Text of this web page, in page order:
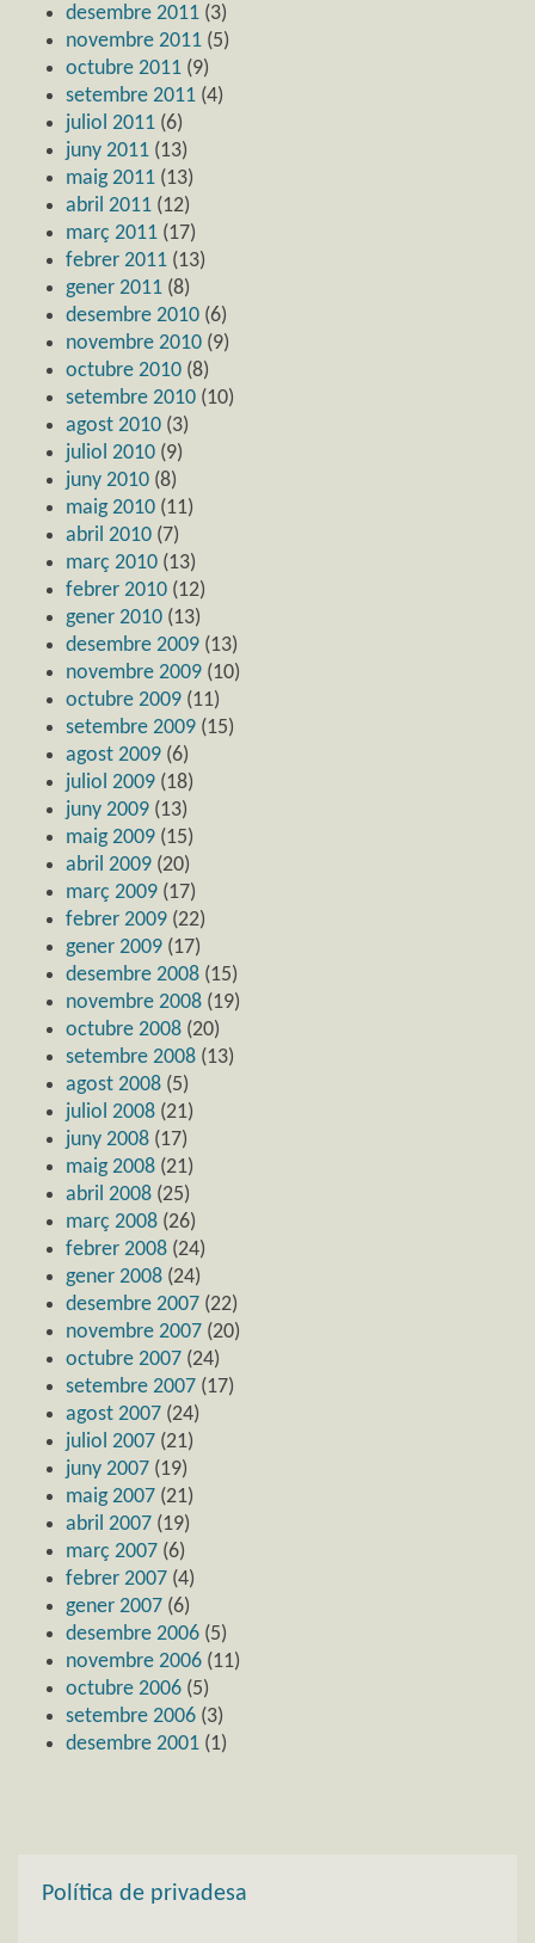
desembre 2011 (3)
novembre 2011 (5)
octubre 2011 (9)
setembre 2011 (4)
juliol 2011 (6)
juny 2011 (13)
maig 2011 (13)
abril 2011 (12)
març 2011 (17)
febrer 2011 (13)
gener 2011 (8)
desembre 2010 (6)
novembre 2010 (9)
octubre 2010 (8)
setembre 2010 (10)
agost 2010 (3)
juliol 2010 (9)
juny 2010 (8)
maig 2010 (11)
abril 2010 (7)
març 2010 (13)
febrer 2010 (12)
gener 2010 (13)
desembre 2009 (13)
novembre 2009 (10)
octubre 2009 (11)
setembre 2009 (15)
agost 2009 (6)
juliol 2009 (18)
juny 2009 (13)
maig 2009 (15)
abril 2009 (20)
març 2009 (17)
febrer 2009 (22)
gener 2009 (17)
desembre 2008 (15)
novembre 2008 (19)
octubre 2008 (20)
setembre 2008 (13)
agost 2008 (5)
juliol 2008 (21)
juny 2008 (17)
maig 2008 (21)
abril 2008 (25)
març 2008 (26)
febrer 2008 (24)
gener 2008 (24)
desembre 2007 (22)
novembre 2007 (20)
octubre 2007 (24)
setembre 2007 (17)
agost 2007 (24)
juliol 2007 (21)
juny 2007 (19)
maig 2007 (21)
abril 2007 (19)
març 2007 (6)
febrer 2007 (4)
gener 2007 (6)
desembre 2006 (5)
novembre 2006 (11)
octubre 2006 (5)
setembre 2006 (3)
desembre 2001 (1)
Política de privadesa